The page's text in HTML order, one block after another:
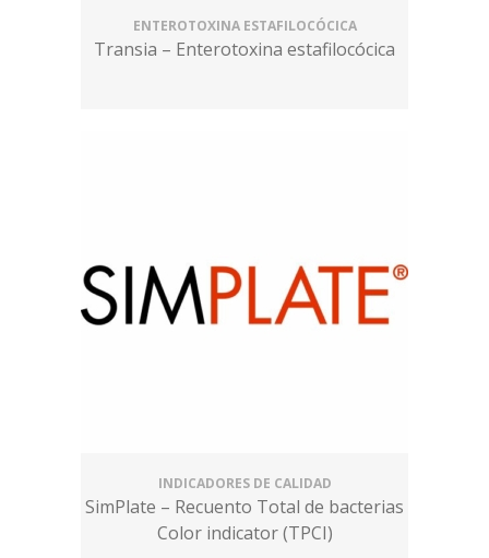
ENTEROTOXINA ESTAFILOCÓCICA
Transia – Enterotoxina estafilocócica
INDICADORES DE CALIDAD
SimPlate – Recuento Total de bacterias
Color indicator (TPCI)